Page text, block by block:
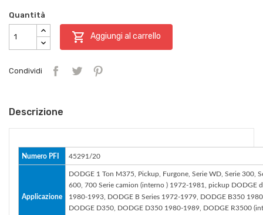
Quantità
 Aggiungi al carrello
Condividi
Descrizione
Numero PFI 45291/20
Applicazione
DODGE 1 Ton M375, Pickup, Furgone, Serie WD, Serie
600, 700 Serie camion (interno ) 1972-1981, pickup DODGE
1980-1993, DODGE B Series 1972-1979, DODGE B350
DODGE D350, DODGE D350 1980-1989, DODGE R3500